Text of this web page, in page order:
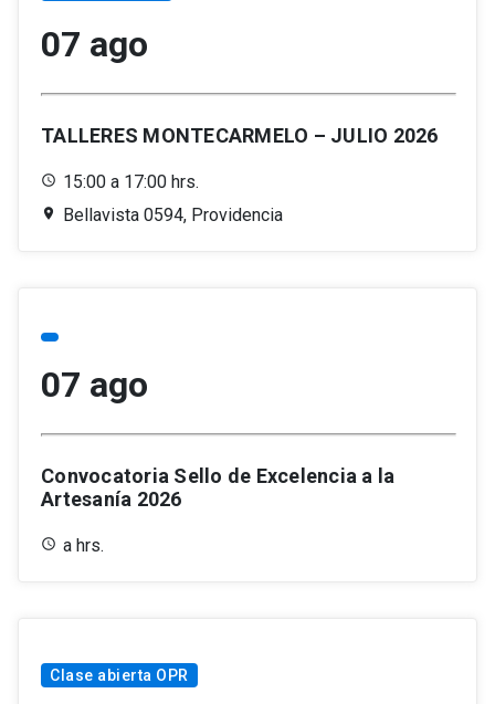
07 ago
TALLERES MONTECARMELO – JULIO 2026
15:00 a 17:00 hrs.
Bellavista 0594, Providencia
07 ago
Convocatoria Sello de Excelencia a la
Artesanía 2026
a hrs.
Clase abierta OPR